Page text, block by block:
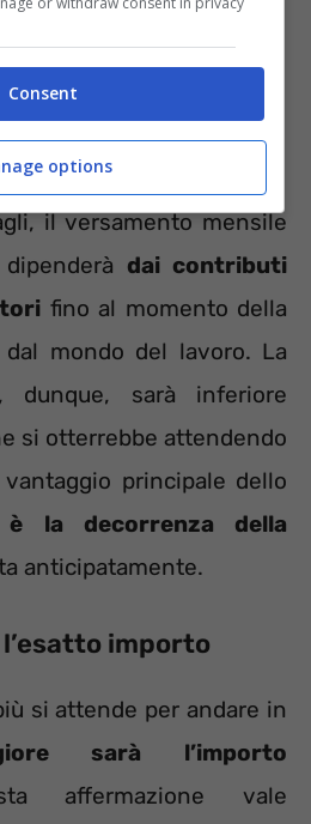
il versamento mensile
dai contributi
fino al momento della
mondo del lavoro. La
dunque, sarà inferiore
si otterrebbe attendendo
principale dello
è la decorrenza della
anticipatamente.
importo
si attende per andare in
sarà l’importo
affermazione vale
Consent
options